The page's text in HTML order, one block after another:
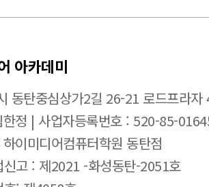
아카데미
동탄중심상가2길 26-21 로드프라자
정 | 사업자등록번호 : 520-85-
이미디어컴퓨터학원 동탄점
신고 : 제2021 -화성동탄-2051호